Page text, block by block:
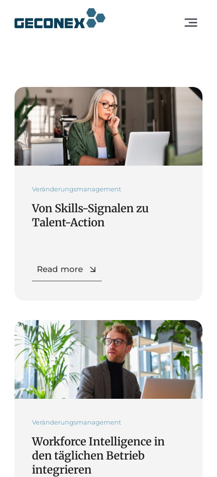
Toggle
Unternehmen
DE
Veränderungsmanagement
Von Skills-Signalen zu
Talent-Action
Read more
Veränderungsmanagement
Workforce Intelligence in
den täglichen Betrieb
integrieren